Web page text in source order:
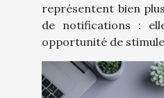
représentent bien
de notifications :
opportunité de